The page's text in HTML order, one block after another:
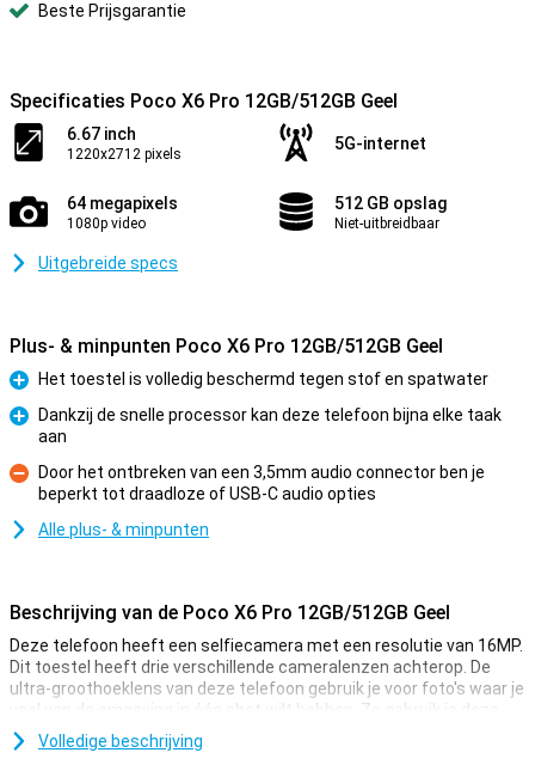
Beste Prijsgarantie
Specificaties Poco X6 Pro 12GB/512GB Geel
6.67 inch
1220x2712 pixels
5G-internet
64 megapixels
1080p video
512 GB opslag
Niet-uitbreidbaar
Uitgebreide specs
Plus- & minpunten Poco X6 Pro 12GB/512GB Geel
Pluspunt
Het toestel is volledig beschermd tegen stof en spatwater
Pluspunt
Dankzij de snelle processor kan deze telefoon bijna elke taak
aan
Minpunt
Door het ontbreken van een 3,5mm audio connector ben je
beperkt tot draadloze of USB-C audio opties
Alle plus- & minpunten
Beschrijving van de Poco X6 Pro 12GB/512GB Geel
Deze telefoon heeft een selfiecamera met een resolutie van 16MP.
Dit toestel heeft drie verschillende cameralenzen achterop. De
ultra-groothoeklens van deze telefoon gebruik je voor foto's waar je
veel van de omgeving in één shot wilt hebben. Zo gebruik je deze
vaak bij grote groepsfoto's of bij panoramafoto's. Zo'n lens komt
altijd van pas! Ook is er nog een macrolens van 2.4 megapixel. De
Volledige beschrijving